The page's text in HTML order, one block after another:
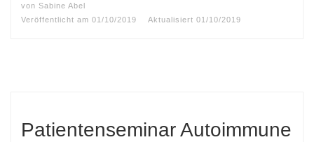
von Sabine Abel
Veröffentlicht am 01/10/2019 Aktualisiert 01/10/2019
Patientenseminar Autoimmune